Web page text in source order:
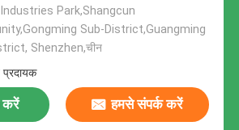
Park,Shangcun
Sub-District,Guangming
Shenzhen,चीन
प्रदायक
करें हमसे संपर्क करें